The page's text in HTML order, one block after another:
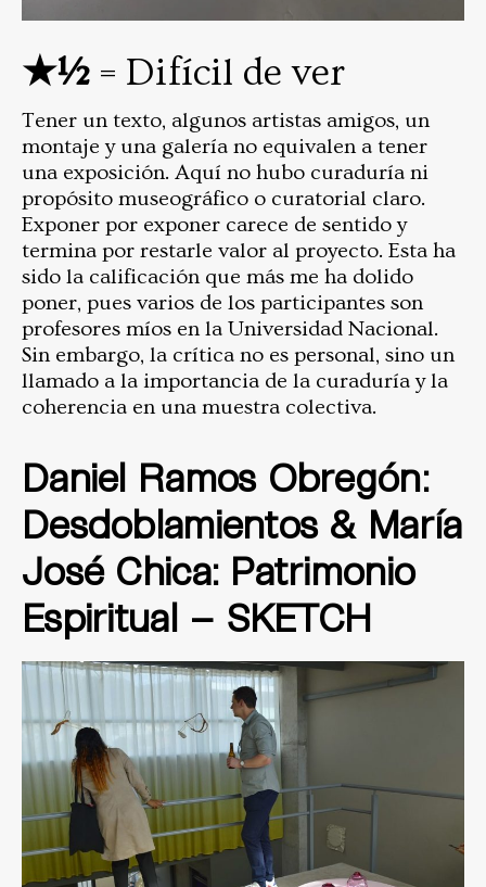
★½ = Difícil de ver
Tener un texto, algunos artistas amigos, un
montaje y una galería no equivalen a tener
una exposición. Aquí no hubo curaduría ni
propósito museográfico o curatorial claro.
Exponer por exponer carece de sentido y
termina por restarle valor al proyecto. Esta ha
sido la calificación que más me ha dolido
poner, pues varios de los participantes son
profesores míos en la Universidad Nacional.
Sin embargo, la crítica no es personal, sino un
llamado a la importancia de la curaduría y la
coherencia en una muestra colectiva.
Daniel Ramos Obregón:
Desdoblamientos & María
José Chica: Patrimonio
Espiritual – SKETCH